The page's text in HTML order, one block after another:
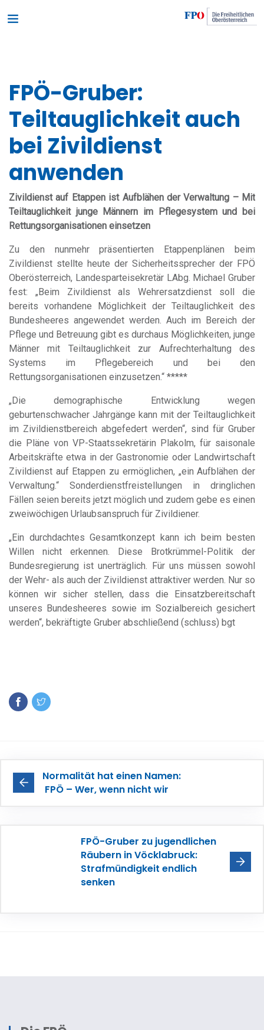
FPÖ-Gruber:
Teiltauglichkeit auch
bei Zivildienst
anwenden
Zivildienst auf Etappen ist Aufblähen der Verwaltung – Mit
Teiltauglichkeit junge Männern im Pflegesystem und bei
Rettungsorganisationen einsetzen
Zu den nunmehr präsentierten Etappenplänen beim
Zivildienst stellte heute der Sicherheitssprecher der FPÖ
Oberösterreich, Landesparteisekretär LAbg. Michael Gruber
fest: „Beim Zivildienst als Wehrersatzdienst soll die
bereits vorhandene Möglichkeit der Teiltauglichkeit des
Bundesheeres angewendet werden. Auch im Bereich der
Pflege und Betreuung gibt es durchaus Möglichkeiten, junge
Männer mit Teiltauglichkeit zur Aufrechterhaltung des
Systems im Pflegebereich und bei den
Rettungsorganisationen einzusetzen.“ *****
„Die demographische Entwicklung wegen
geburtenschwacher Jahrgänge kann mit der Teiltauglichkeit
im Zivildienstbereich abgefedert werden“, sind für Gruber
die Pläne von VP-Staatssekretärin Plakolm, für saisonale
Arbeitskräfte etwa in der Gastronomie oder Landwirtschaft
Zivildienst auf Etappen zu ermöglichen, „ein Aufblähen der
Verwaltung.“ Sonderdienstfreistellungen in dringlichen
Fällen seien bereits jetzt möglich und zudem gebe es einen
zweiwöchigen Urlaubsanspruch für Zivildiener.
„Ein durchdachtes Gesamtkonzept kann ich beim besten
Willen nicht erkennen. Diese Brotkrümmel-Politik der
Bundesregierung ist unerträglich. Für uns müssen sowohl
der Wehr- als auch der Zivildienst attraktiver werden. Nur so
können wir sicher stellen, dass die Einsatzbereitschaft
unseres Bundesheeres sowie im Sozialbereich gesichert
werden“, bekräftigte Gruber abschließend (schluss) bgt
Normalität hat einen Namen:
FPÖ – Wer, wenn nicht wir
FPÖ-Gruber zu jugendlichen
Räubern in Vöcklabruck:
Strafmündigkeit endlich
senken